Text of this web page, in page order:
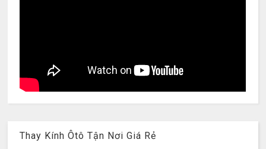
Thay Kính Ôtô Tận Nơi Giá Rẻ